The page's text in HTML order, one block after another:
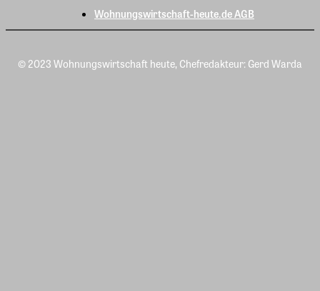
Wohnungswirtschaft-heute.de AGB
© 2023 Wohnungswirtschaft heute, Chefredakteur: Gerd Warda